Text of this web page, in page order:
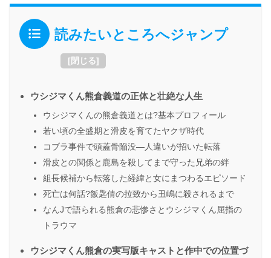
読みたいところへジャンプ
[閉じる]
ウシジマくん熊倉義道の正体と壮絶な人生
ウシジマくんの熊倉義道とは?基本プロフィール
若い頃の全盛期と滑皮を育てたヤクザ時代
コブラ事件で頭蓋骨陥没―人違いが招いた転落
滑皮との関係と鹿島を殺してまで守った兄弟の絆
組長候補から転落した経緯と女にまつわるエピソード
死亡は何話?飯匙倩の拉致から丑嶋に殺されるまで
なんJで語られる熊倉の悲惨さとウシジマくん屈指の
トラウマ
ウシジマくん熊倉の実写版キャストと作中での位置づ